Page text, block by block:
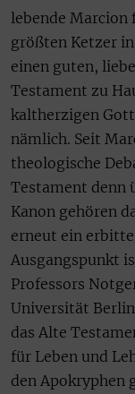
lebende Marcion
größten Ketzer
einen guten,
Testament zu
kaltherzigen
nämlich. Seit
theologische
Testament denn
Kanon gehören
erneut ein
Ausgangspunkt
Professors
Universität Berlin
das Alte
für Leben und
den Apokryphen